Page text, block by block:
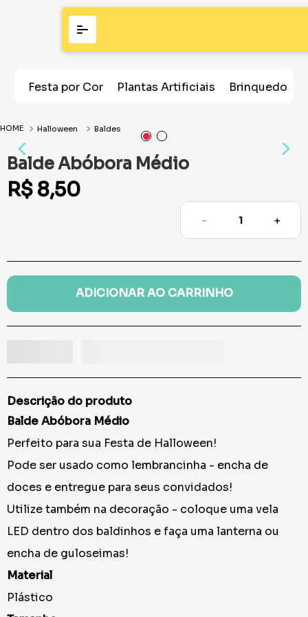
Festa por Cor Plantas Artificiais Brinquedos
Halloween Baldes
Balde Abóbora Médio
R$ 8,50
＋
－
ADICIONAR AO CARRINHO
Descrição do produto
Balde Abóbora Médio
Perfeito para sua Festa de Halloween!
Pode ser usado como lembrancinha - encha de
doces e entregue para seus convidados!
Utilize também na decoração - coloque uma vela
LED dentro dos baldinhos e faça uma lanterna ou
encha de guloseimas!
Material
Plástico